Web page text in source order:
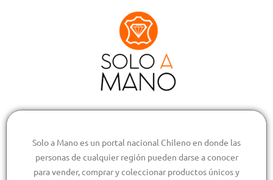
Solo a Mano es un portal nacional Chileno en donde las
personas de cualquier región pueden darse a conocer
para vender, comprar y coleccionar productos únicos y